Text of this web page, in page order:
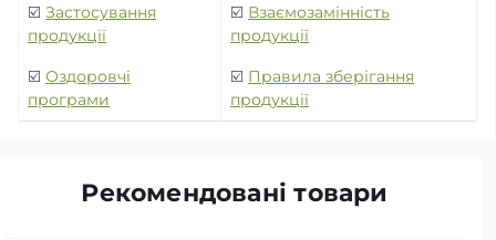
☑️ Застосування
продукції
☑️ Оздоровчі
програми
☑️ Взаємозамінність
продукції
☑️ Правила зберігання
продукції
Рекомендовані товари